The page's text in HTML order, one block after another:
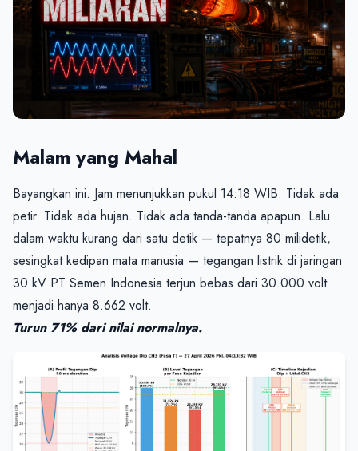
Malam yang Mahal
Bayangkan ini. Jam menunjukkan pukul 14:18 WIB. Tidak ada
petir. Tidak ada hujan. Tidak ada tanda-tanda apapun. Lalu
dalam waktu kurang dari satu detik — tepatnya 80 milidetik,
sesingkat kedipan mata manusia — tegangan listrik di jaringan
30 kV PT Semen Indonesia terjun bebas dari 30.000 volt